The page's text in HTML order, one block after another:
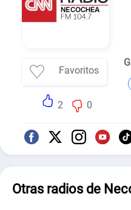
Favoritos
2 0
Otras radios de